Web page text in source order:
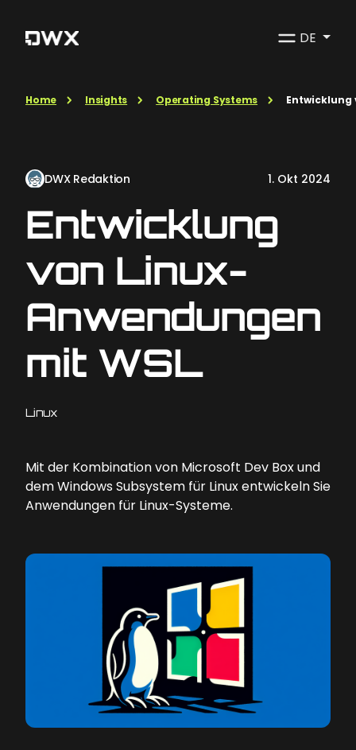
DE
Home Insights Operating Systems Entwicklung
DWX Redaktion 1. Okt 2024
Entwicklung
von Linux-
Anwendungen
mit WSL
Linux
Mit der Kombination von Microsoft Dev Box und
dem Windows Subsystem für Linux entwickeln Sie
Anwendungen für Linux-Systeme.